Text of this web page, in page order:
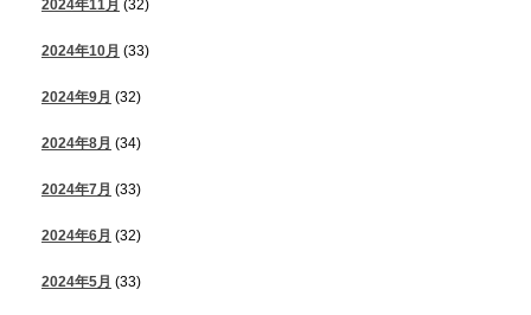
2024年11月 (32)
2024年10月 (33)
2024年9月 (32)
2024年8月 (34)
2024年7月 (33)
2024年6月 (32)
2024年5月 (33)